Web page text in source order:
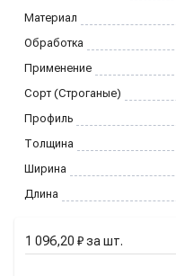
Материал
Обработка
Применение
Сорт (Строганые)
Профиль
Толщина
Ширина
Длина
1 096,20 ₽за шт.